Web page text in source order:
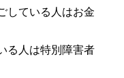
している人はお金
る人は特別障害者